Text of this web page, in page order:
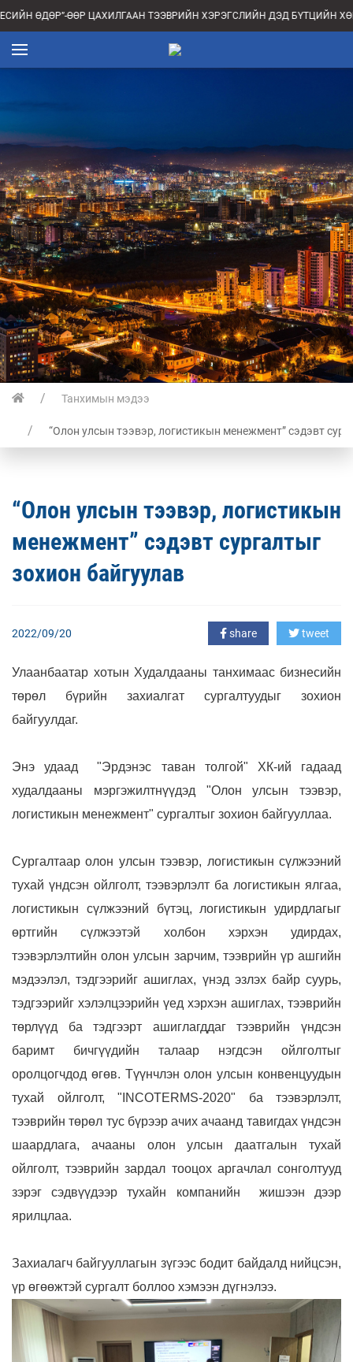
ӨДӨР”-ӨӨР ЦАХИЛГААН ТЭЭВРИЙН ХЭРЭГСЛИЙН ДЭД БҮТЦИЙН
Танхимын мэдээ
“Олон улсын тээвэр, логистикын менежмент” сэдэвт
“Олон улсын тээвэр, логистикын
менежмент” сэдэвт сургалтыг
зохион байгуулав
2022/09/20 share tweet
Улаанбаатар хотын Худалдааны танхимаас бизнесийн
төрөл бүрийн захиалгат сургалтуудыг зохион
байгуулдаг.
Энэ удаад "Эрдэнэс таван толгой" ХК-ий гадаад
худалдааны мэргэжилтнүүдэд "Олон улсын тээвэр,
логистикын менежмент" сургалтыг зохион байгууллаа.
Сургалтааролон улсын тээвэр, логистикын сүлжээний
тухай үндсэн ойлголт, тээвэрлэлт ба логистикын ялгаа,
логистикын сүлжээний бүтэц, логистикын удирдлагыг
өртгийн сүлжээтэй холбон хэрхэн удирдах,
тээвэрлэлтийн олон улсын зарчим, тээврийн үр ашгийн
мэдээлэл, тэдгээрийг ашиглах, үнэд эзлэх байр суурь,
тэдгээрийг хэлэлцээрийн үед хэрхэн ашиглах, тээврийн
төрлүүд ба тэдгээрт ашиглагддаг тээврийн үндсэн
баримт бичгүүдийн талаар нэгдсэн ойлголтыг
оролцогчдод өгөв. Түүнчлэнолон улсын конвенцуудын
тухай ойлголт, "INCOTERMS-2020" ба тээвэрлэлт,
тээврийн төрөл тус бүрээр ачих ачаанд тавигдах үндсэн
шаардлага, ачааны олон улсын даатгалын тухай
ойлголт, тээврийн зардал тооцох аргачлал сонголтууд
зэрэг сэдвүүдээртухайн компанийн
жишээн дээр
ярилцлаа.
Захиалагч байгууллагын зүгээс бодит байдалд нийцсэн,
үр өгөөжтэй сургалт боллоо хэмээн дүгнэлээ.